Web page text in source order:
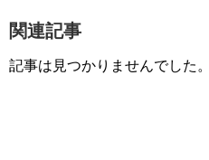
関連記事
記事は見つかりませんでした。